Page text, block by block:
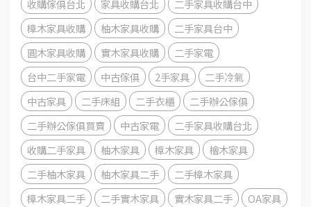
收購傢俱台北
家具收購台北
二手家具收購台中
樟木家具收購
柚木家具收購
二手家具台中
圓木家具收購
實木家具收購
二手家電
台中二手家電
中古傢俱 2手家具
二手冷氣
中古家具
二手床組 二手衣櫃
二手辦公傢俱
二手辦公傢俱買賣
中古家電
二手家具收購台北
收購二手家具
柚木家具 樟木家具
檜木家具
二手柚木家具
柚木家具二手
二手樟木家具
樟木家具二手
二手實木家具 實木家具二手
OA家具